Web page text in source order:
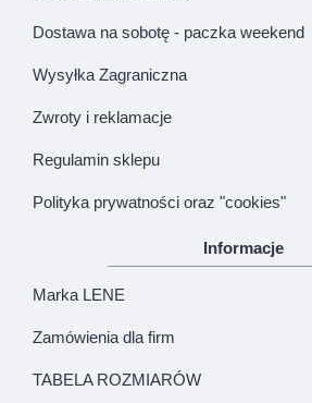
Dostawa na sobotę - paczka weekend
Wysyłka Zagraniczna
Zwroty i reklamacje
Regulamin sklepu
Polityka prywatności oraz "cookies"
Informacje
Marka LENE
Zamówienia dla firm
TABELA ROZMIARÓW